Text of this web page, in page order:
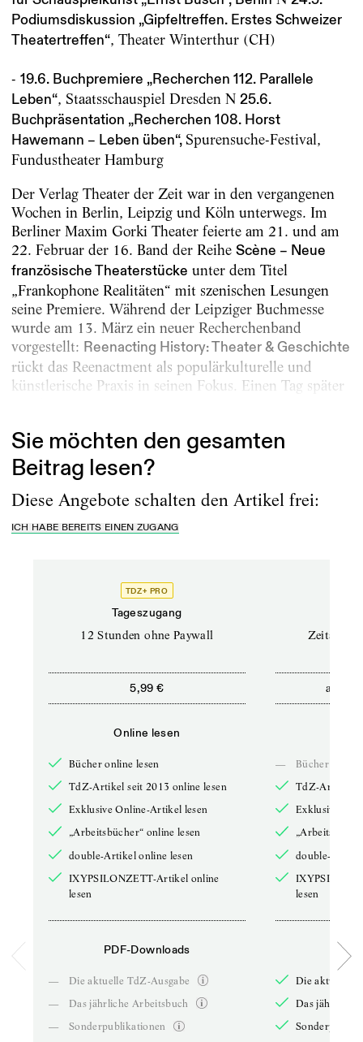
Podiumsdiskussion „Gipfeltreffen. Erstes Schweizer
Theatertreffen“, Theater Winterthur (CH)
- 19.6. Buchpremiere „Recherchen 112. Parallele
Leben“, Staatsschauspiel Dresden N 25.6.
Buchpräsentation „Recherchen 108. Horst
Hawemann – Leben üben“, Spurensuche-Festival,
Fundustheater Hamburg
Der Verlag Theater der Zeit war in den vergangenen
Wochen in Berlin, Leipzig und Köln unterwegs. Im
Berliner Maxim Gorki Theater feierte am 21. und am
22. Februar der 16. Band der Reihe Scène – Neue
französische Theaterstücke unter dem Titel
„Frankophone Realitäten“ mit szenischen Lesungen
seine Premiere. Während der Leipziger Buchmesse
wurde am 13. März ein neuer Recherchenband
vorgestellt: Reenacting History: Theater & Geschichte
rückt das Reenactment als populärkulturelle und
künstlerische Praxis in seinen Fokus. Einen Tag später
Sie möchten den gesamten
Beitrag lesen?
Diese Angebote schalten den Artikel frei:
ICH HABE BEREITS EINEN ZUGANG
TDZ+ PRO
Tageszugang
12 Stunden ohne Paywall
5,99 €
Online lesen
Bücher online lesen
TdZ-Artikel seit 2013 online lesen
Exklusive Online-Artikel lesen
„Arbeitsbücher“ online lesen
double-Artikel online lesen
IXYPSILONZETT-Artikel online
lesen
PDF-Downloads
—
Die aktuelle TdZ-Ausgabe
—
Das jährliche Arbeitsbuch
—
Sonderpublikationen
ab
—
Bücher online
TdZ-Artikel
Exklusive
double-
lesen
Die aktuelle
Das jährliche